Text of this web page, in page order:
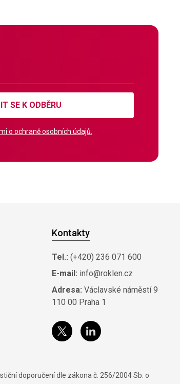
SE K ODBĚRU
o ochraně osobních údajů.
Kontakty
Tel.: (+420) 236 071 600
E-mail: info@roklen.cz
Adresa: Václavské náměstí 9
110 00 Praha 1
doporučení dle zákona č. 256/2004 Sb. o